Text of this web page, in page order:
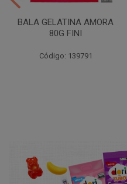
BALA GELATINA AMORA
80G FINI
Código: 139791